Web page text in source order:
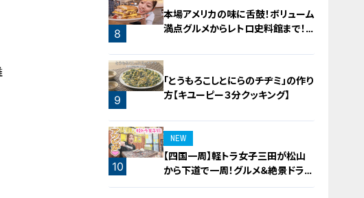
8
本場アメリカの味に舌鼓！ボリューム
満点グルメからレトロ史料館まで！
9
「とうもろこしとにらのチヂミ」の作り
方【キユーピー３分クッキング】
10
NEW
【四国一周】軽トラ女子三田が松山
から下道で一周！グルメ＆絶景ドライ
ブ⑳